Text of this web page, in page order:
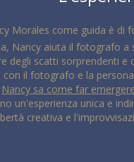
Morales come guida è di
Nancy aiuta il fotografo
degli scatti sorprendenti
il fotografo e la
Nancy sa come far
un'esperienza unica e
creativa e